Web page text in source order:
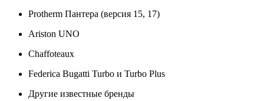
Protherm Пантера (версия 15, 17)
Ariston UNO
Chaffoteaux
Federica Bugatti Turbo и Turbo Plus
Другие известные бренды